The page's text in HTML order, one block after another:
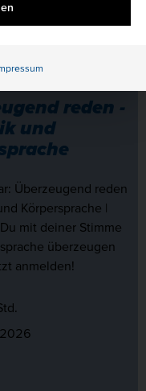
reden -
und
Überzeugend reden
Körpersprache |
mit deiner Stimme
überzeugen
anmelden!